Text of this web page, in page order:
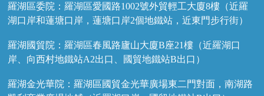
羅湖區委院：羅湖區愛國路1002號外貿輕工大廈8樓（近羅
湖口岸和蓮塘口岸，蓮塘口岸2個地鐵站，近東門步行街）
羅湖國貿院：羅湖區春風路廬山大廈B座21樓（近羅湖口
岸、向西村地鐵站A2出口、國貿地鐵站B出口）
羅湖金光華院：羅湖區國貿金光華廣場東二門對面，南湖路